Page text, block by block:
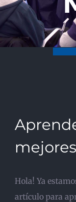
Hola! Ya
artículo para